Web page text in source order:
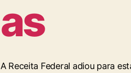
as
A Receita Federal adiou para